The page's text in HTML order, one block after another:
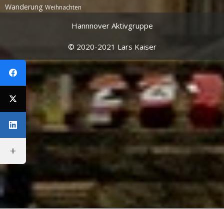
Wanderung Weihnachten
Hannnover Aktivgruppe
© 2020-2021 Lars Kaiser